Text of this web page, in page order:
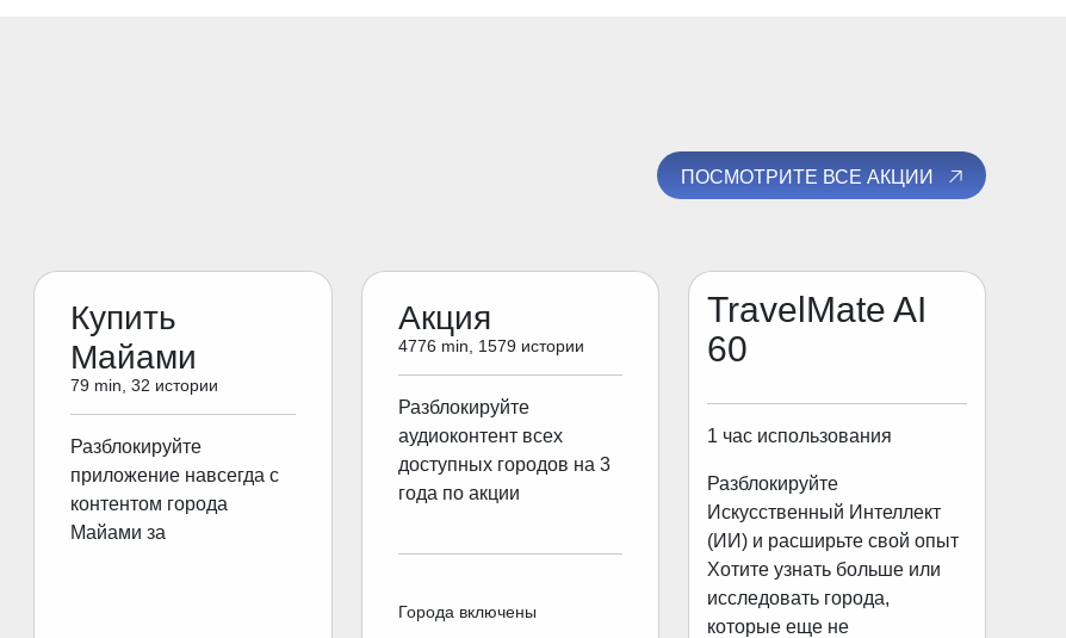
ПОСМОТРИТЕ ВСЕ АКЦИИ
Купить
Майами
79 min, 32 истории
Разблокируйте
приложение навсегда с
контентом города
Майами за
Акция
4776 min, 1579 истории
Разблокируйте
аудиоконтент всех
доступных городов на 3
года по акции
Города включены
TravelMate AI
60
1 час использования
Разблокируйте
Искусственный Интеллект
(ИИ) и расширьте свой опыт
Хотите узнать больше или
исследовать города,
которые еще не